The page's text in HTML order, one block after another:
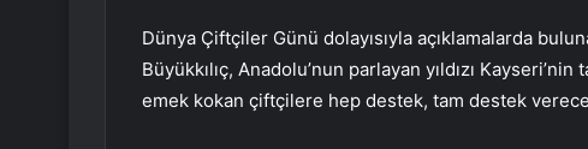
Dünya Çiftçiler Günü dolayısıyla açıklamalarda
Büyükkılıç, Anadolu’nun parlayan yıldızı
emek kokan çiftçilere hep destek, tam destek